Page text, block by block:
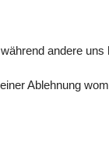
andere
Ablehnung